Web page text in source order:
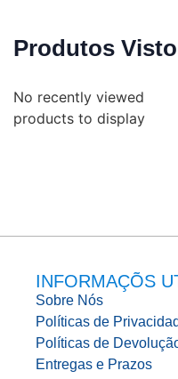
Produtos
No recently viewed
products to display
INFORMAÇÕS
Sobre Nós
Políticas de
Políticas de
Entregas e Prazos